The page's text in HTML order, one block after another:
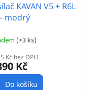
KAVAN V5 + R6L
- modrý
(>3 ks)
Kč bez DPH
Kč
Do košíku